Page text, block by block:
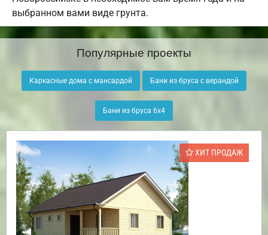
выбранном вами виде грунта.
Популярные проекты
Каркасные дома с мансардой Бани из бруса с верандой
Бани из бруса 6х4
ХИТ ПРОДАЖ